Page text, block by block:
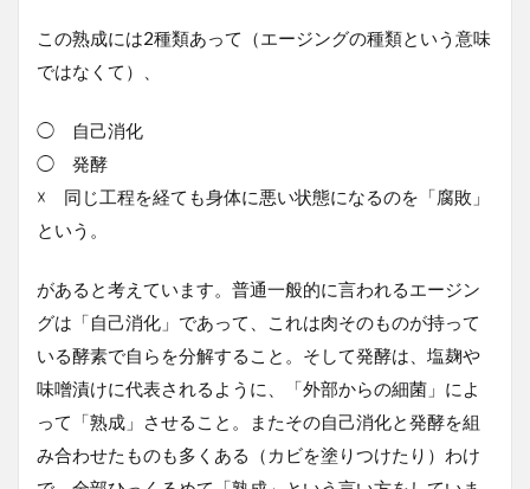
この熟成には2種類あって（エージングの種類という意味
ではなくて）、
◯ 自己消化
◯ 発酵
☓ 同じ工程を経ても身体に悪い状態になるのを「腐敗」
という。
があると考えています。普通一般的に言われるエージン
グは「自己消化」であって、これは肉そのものが持って
いる酵素で自らを分解すること。そして発酵は、塩麹や
味噌漬けに代表されるように、「外部からの細菌」によ
って「熟成」させること。またその自己消化と発酵を組
み合わせたものも多くある（カビを塗りつけたり）わけ